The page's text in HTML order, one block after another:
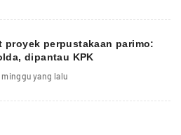
proyek perpustakaan parimo:
dipantau KPK
minggu yang lalu